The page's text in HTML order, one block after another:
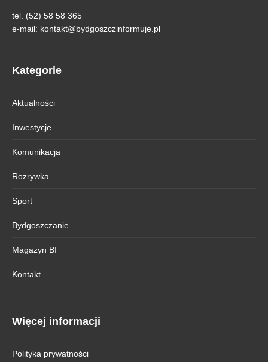
tel. (52) 58 58 365
e-mail: kontakt@bydgoszczinformuje.pl
Kategorie
Aktualności
Inwestycje
Komunikacja
Rozrywka
Sport
Bydgoszczanie
Magazyn BI
Kontakt
Więcej informacji
Polityka prywatności